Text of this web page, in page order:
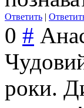
Ответить |
0 #
роки.